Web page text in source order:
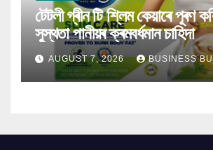
টেটলী গ্ৰীন টি শ্লিম কেয়াৰে পূৰণ
সুস্থতা পানীয়ৰ ক্ৰমবৰ্ধমান চাহিদা
AUGUST 7, 2026 BUSINESS